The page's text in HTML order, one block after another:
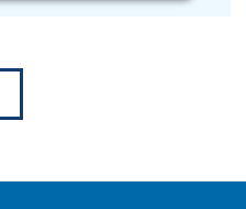
Platform